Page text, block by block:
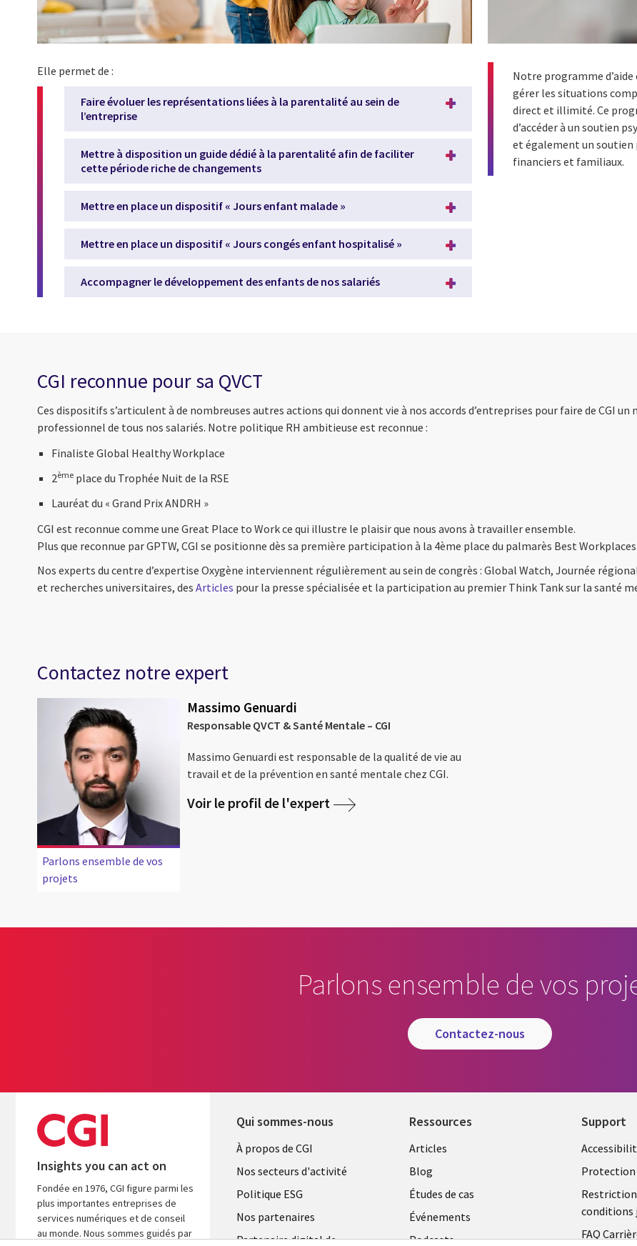
Elle permet de :
Faire évoluer les représentations liées à la parentalité au sein de
l’entreprise
Mettre à disposition un guide dédié à la parentalité afin de faciliter
cette période riche de changements
Mettre en place un dispositif « Jours enfant malade »
Mettre en place un dispositif « Jours congés enfant hospitalisé »
Accompagner le développement des enfants de nos salariés
Notre programme
gérer les situations
direct et illimité. Ce
d’accéder à un soutien
et également un soutien
financiers et familiaux.
CGI reconnue pour sa QVCT
Ces dispositifs s’articulent à de nombreuses autres actions qui donnent vie à nos accords d’entreprises pour faire de CGI
professionnel de tous nos salariés. Notre politique RH ambitieuse est reconnue :
Finaliste Global Healthy Workplace
2ème place du Trophée Nuit de la RSE
Lauréat du « Grand Prix ANDRH »
CGI est reconnue comme une Great Place to Work ce qui illustre le plaisir que nous avons à travailler ensemble.
Plus que reconnue par GPTW, CGI se positionne dès sa première participation à la 4ème place du palmarès Best
Nos experts du centre d’expertise Oxygène interviennent régulièrement au sein de congrès : Global Watch, Journée
et recherches universitaires, des Articles pour la presse spécialisée et la participation au premier Think Tank sur la santé
Contactez notre expert
Parlons ensemble de vos
projets
Massimo Genuardi
Responsable QVCT & Santé Mentale – CGI
Massimo Genuardi est responsable de la qualité de vie au
travail et de la prévention en santé mentale chez CGI.
Voir le profil de l'expert
Parlons ensemble de vos
contactez-nous
Insights you can act on
Fondée en 1976, CGI figure parmi les
plus importantes entreprises de
services numériques et de conseil
au monde. Nous sommes guidés par
Qui sommes-nous
Useful
links
FRANCE
À propos de CGI
Nos secteurs d'activité
Politique ESG
Nos partenaires
Partenaire digital de
Ressources
Library
Links
FRANCE
Articles
Blog
Études de cas
Événements
Podcasts
Support
Legal
Protection
conditions
FAQ